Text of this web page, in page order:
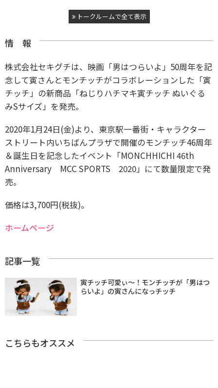
トークルームで全て表示
情 報
株式会社セキグチは、映画「男はつらいよ」50周年を記
念して寅さんとモンチッチがコラボレーションした「寅
チッチ」の新商品「ねじりハチマキ寅チッチ ぬいぐる
みSサイズ」を発売。
​2020年1月24日(金)より、東京駅一番街・キャラクター
ストリート内いちばんプラザで開催のモンチッチ46周年
＆誕生日を記念したイベント「MONCHHICHI 46th
Anniversary MCC SPORTS 2020」にて数量限定で発
売。
価格は3,700円(税抜)。
ホームページ
記事一覧
寅チッチ可愛ぃ〜！モンチッチが「男はつ
らいよ」の寅さんになっチッチ
こちらもオススメ